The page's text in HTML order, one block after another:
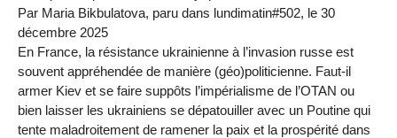
Par Maria Bikbulatova, paru dans lundimatin#502, le 30
décembre 2025
En France, la résistance ukrainienne à l’invasion russe est
souvent appréhendée de manière (géo)politicienne. Faut-il
armer Kiev et se faire suppôts l’impérialisme de l’OTAN ou
bien laisser les ukrainiens se dépatouiller avec un Poutine qui
tente maladroitement de ramener la paix et la prospérité dans